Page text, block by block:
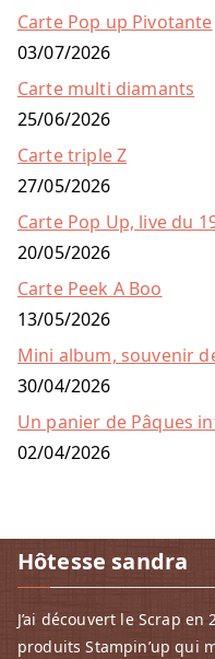
Carte Pop up Pivotante
03/07/2026
Carte multi diamants
25/06/2026
Carte triple Z
27/05/2026
Carte Pop Up, live du
20/05/2026
Carte Peek A Boo
13/05/2026
Mini album, souvenir
30/04/2026
Un panier de Pâques
02/04/2026
Hôtesse sandra
J’ai découvert le Scrap
produits Stampin’up qui